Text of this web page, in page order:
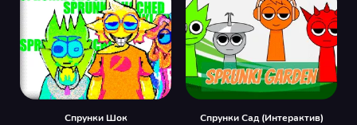
Спрунки Шок Спрунки Сад (Интерактив)